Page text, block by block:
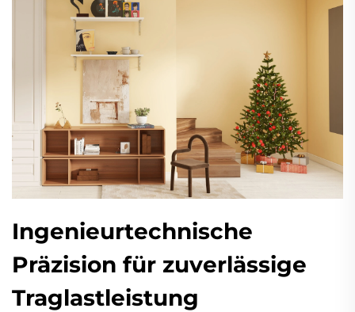
Ingenieurtechnische
Präzision für zuverlässige
Traglastleistung